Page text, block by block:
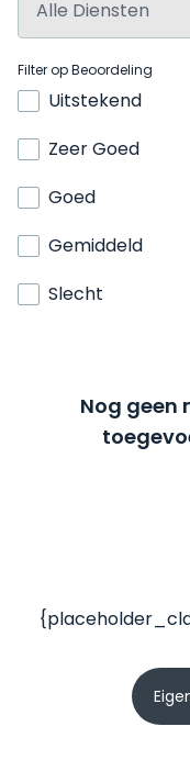
Filter op Beoordeling
Uitstekend
Zeer Goed
Goed
Gemiddeld
Slecht
Nog geen